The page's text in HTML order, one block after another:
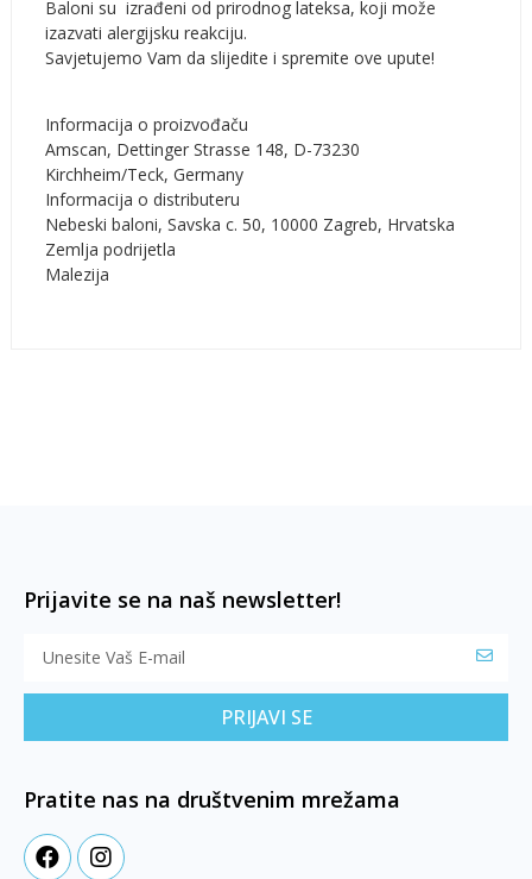
Baloni su izrađeni od prirodnog lateksa, koji može
izazvati alergijsku reakciju.
Savjetujemo Vam da slijedite i spremite ove upute!
Informacija o proizvođaču
Amscan, Dettinger Strasse 148, D-73230
Kirchheim/Teck, Germany
Informacija o distributeru
Nebeski baloni, Savska c. 50, 10000 Zagreb, Hrvatska
Zemlja podrijetla
Malezija
Prijavite se na naš newsletter!
PRIJAVI SE
Pratite nas na društvenim mrežama